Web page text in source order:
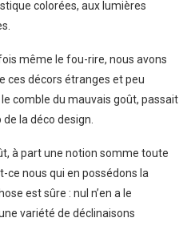
colorées, aux lumières
même le fou-rire, nous avons
ces décors étranges et peu
comble du mauvais goût, passait
la déco design.
à part une notion somme toute
ce nous qui en possédons la
est sûre : nul n’en a le
variété de déclinaisons